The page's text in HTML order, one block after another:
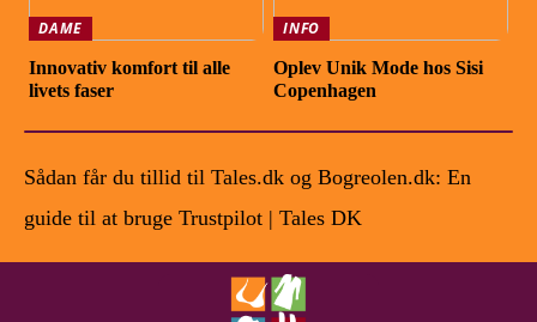
DAME
Innovativ komfort til alle
livets faser
INFO
Oplev Unik Mode hos Sisi
Copenhagen
Sådan får du tillid til Tales.dk og Bogreolen.dk: En
guide til at bruge Trustpilot | Tales DK